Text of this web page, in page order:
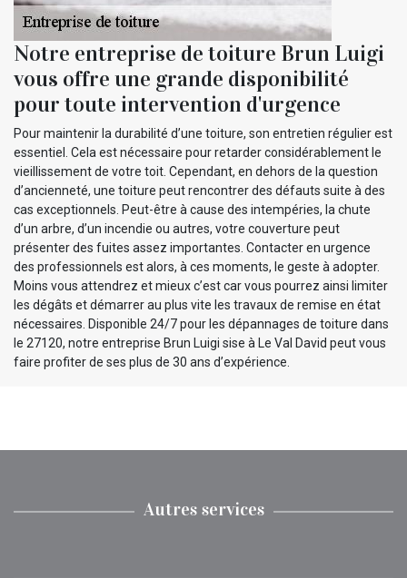
Notre entreprise de toiture Brun Luigi
vous offre une grande disponibilité
pour toute intervention d'urgence
Pour maintenir la durabilité d’une toiture, son entretien régulier est
essentiel. Cela est nécessaire pour retarder considérablement le
vieillissement de votre toit. Cependant, en dehors de la question
d’ancienneté, une toiture peut rencontrer des défauts suite à des
cas exceptionnels. Peut-être à cause des intempéries, la chute
d’un arbre, d’un incendie ou autres, votre couverture peut
présenter des fuites assez importantes. Contacter en urgence
des professionnels est alors, à ces moments, le geste à adopter.
Moins vous attendrez et mieux c’est car vous pourrez ainsi limiter
les dégâts et démarrer au plus vite les travaux de remise en état
nécessaires. Disponible 24/7 pour les dépannages de toiture dans
le 27120, notre entreprise Brun Luigi sise à Le Val David peut vous
faire profiter de ses plus de 30 ans d’expérience.
Autres services